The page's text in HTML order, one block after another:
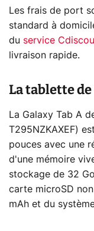
Les frais de port
standard à
du service
livraison rapide.
La tablette
La Galaxy Tab A
T295NZKAXEF)
pouces avec une
d'une mémoire
stockage de 32
carte microSD
mAh et du